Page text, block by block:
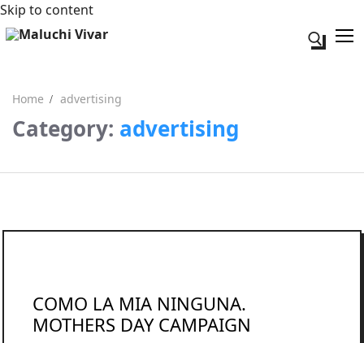
Skip to content
Search for:
Acerca de mi
Home advertising
Category: advertising
COMO LA MIA NINGUNA.
MOTHERS DAY CAMPAIGN